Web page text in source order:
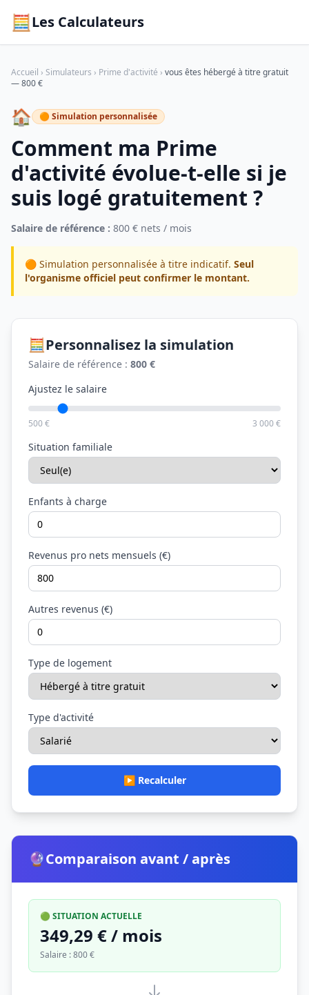
🧮Les Calculateurs
Accueil › Simulateurs › Prime d'activité › vous êtes hébergé à titre gratuit
— 800 €
🏠 🟠 Simulation personnalisée
Comment ma Prime
d'activité évolue-t-elle si je
suis logé gratuitement ?
Salaire de référence : 800 € nets / mois
🟠 Simulation personnalisée à titre indicatif. Seul
l'organisme officiel peut confirmer le montant.
🧮Personnalisez la simulation
Salaire de référence : 800 €
Ajustez le salaire
500 € 3 000 €
Situation familiale
Enfants à charge
Revenus pro nets mensuels (€)
Autres revenus (€)
Type de logement
Type d'activité
▶️ Recalculer
🔮Comparaison avant / après
🟢 SITUATION ACTUELLE
349,29 € / mois
Salaire : 800 €